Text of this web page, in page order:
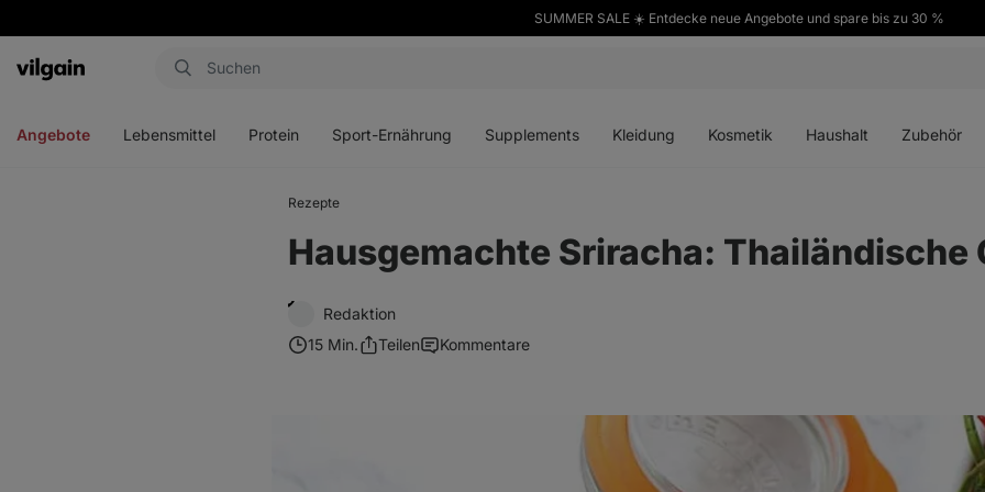
SUMMER SALE ☀️ Entdecke neue Angebote und spare bis zu 30 %
Aktin
Angebote Lebensmittel Protein Sport-Ernährung Supplements Kleidung Kosmetik Haushalt Zubehör
Rezepte
Hausgemachte Sriracha: Thailändische
Redaktion
15 Min.
Teilen Kommentare